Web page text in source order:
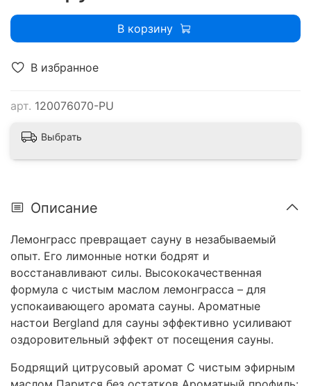
В избранное
арт. 120076070-PU
В корзину
Выбрать
Описание
Лемонграсс превращает сауну в незабываемый
опыт. Его лимонные нотки бодрят и
восстанавливают силы. Высококачественная
формула с чистым маслом лемонграсса – для
успокаивающего аромата сауны. Ароматные
настои Bergland для сауны эффективно усиливают
оздоровительный эффект от посещения сауны.
Бодрящий цитрусовый аромат С чистым эфирным